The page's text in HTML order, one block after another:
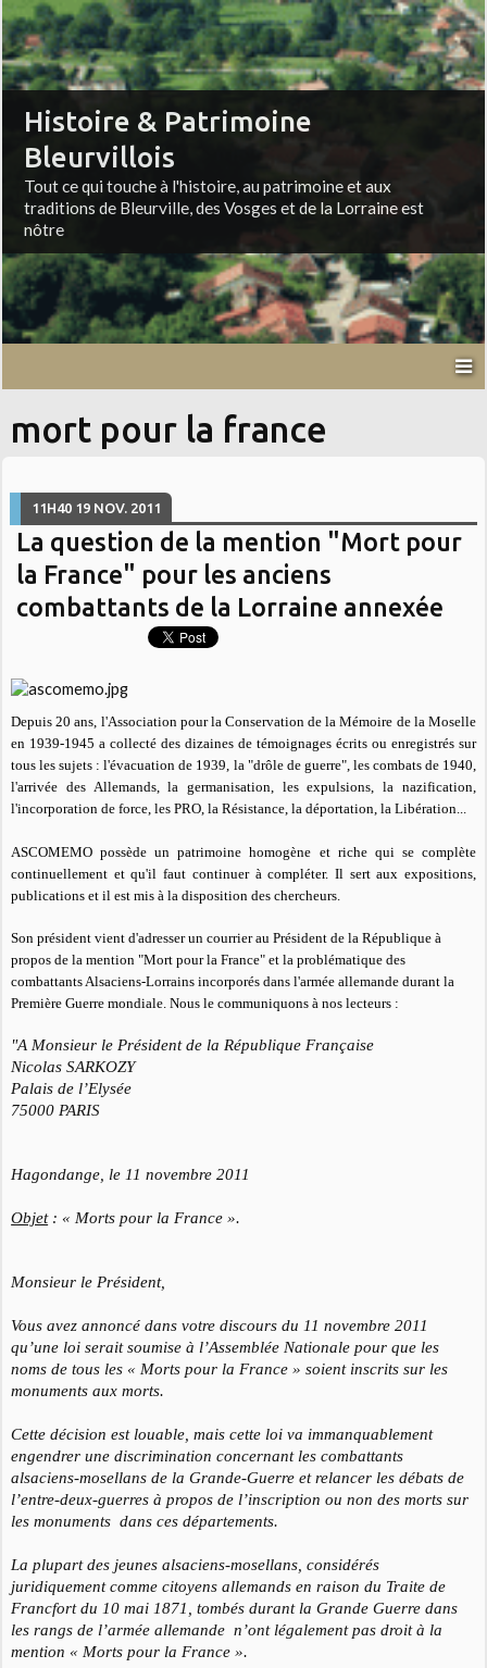
Histoire & Patrimoine
Bleurvillois
Tout ce qui touche à l'histoire, au patrimoine et aux
traditions de Bleurville, des Vosges et de la Lorraine est
nôtre
mort pour la france
11H40 19 NOV. 2011
La question de la mention "Mort pour
la France" pour les anciens
combattants de la Lorraine annexée
Depuis 20 ans, l'Association pour la Conservation de la Mémoire de la Moselle
en 1939-1945 a collecté des dizaines de témoignages écrits ou enregistrés sur
tous les sujets : l'évacuation de 1939, la "drôle de guerre", les combats de 1940,
l'arrivée des Allemands, la germanisation, les expulsions, la nazification,
l'incorporation de force, les PRO, la Résistance, la déportation, la Libération...
ASCOMEMO possède un patrimoine homogène et riche qui se complète
continuellement et qu'il faut continuer à compléter. Il sert aux expositions,
publications et il est mis à la disposition des chercheurs.
Son président vient d'adresser un courrier au Président de la République à
propos de la mention "Mort pour la France" et la problématique des
combattants Alsaciens-Lorrains incorporés dans l'armée allemande durant la
Première Guerre mondiale. Nous le communiquons à nos lecteurs :
"A Monsieur le Président de la République Française
Nicolas SARKOZY
Palais de l’Elysée
75000 PARIS
Hagondange, le 11 novembre 2011
Objet: « Morts pour la France ».
Monsieur le Président,
Vous avez annoncé dans votre discours du 11 novembre 2011
qu’une loi serait soumise à l’Assemblée Nationale pour que les
noms de tous les « Morts pour la France » soient inscrits sur les
monuments aux morts.
Cette décision est louable, mais cette loi va immanquablement
engendrer une discrimination concernant les combattants
alsaciens-mosellans de la Grande-Guerre et relancer les débats de
l’entre-deux-guerres à propos de l’inscription ou non des morts sur
les monuments dans ces départements.
La plupart des jeunes alsaciens-mosellans, considérés
juridiquement comme citoyens allemands en raison du Traite de
Francfort du 10 mai 1871, tombés durant la Grande Guerre dans
les rangs de l’armée allemande n’ont légalement pas droit à la
mention « Morts pour la France ».